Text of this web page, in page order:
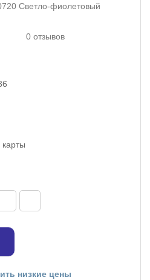
0 отзывов
низкие цены